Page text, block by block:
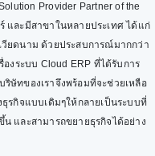
Provider Partner of the
และมีสาขาในหลายประเทศ ได้แก่
วียดนาม ด้วยประสบการณ์มากกว่า
งระบบ Cloud ERP ที่ได้รับการ
ษัทของเราจึงพร้อมที่จะช่วยเหลือ
รกิจแบบเดิมๆให้กลายเป็นระบบที่
และสามารถขยายธุรกิจได้อย่าง